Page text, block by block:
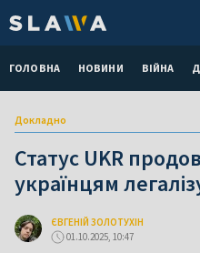
ГОЛОВНА НОВИНИ ВІЙНА
Докладно
Статус UKR
українцям
ЄВГЕНІЙ ЗОЛОТУХІН
01.10.2025, 10:47